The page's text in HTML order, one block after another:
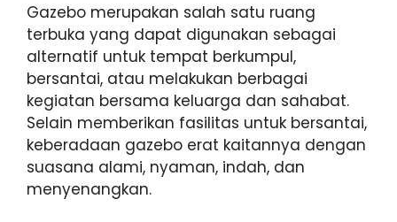
Gazebo merupakan salah satu ruang
terbuka yang dapat digunakan sebagai
alternatif untuk tempat berkumpul,
bersantai, atau melakukan berbagai
kegiatan bersama keluarga dan sahabat.
Selain memberikan fasilitas untuk bersantai,
keberadaan gazebo erat kaitannya dengan
suasana alami, nyaman, indah, dan
menyenangkan.